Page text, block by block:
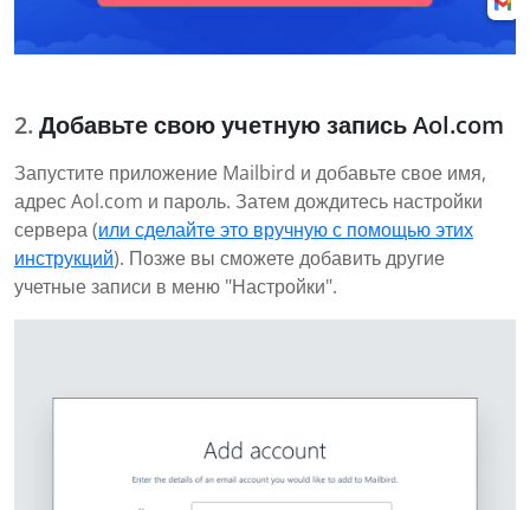
Добавьте свою учетную запись Aol.com
Запустите приложение Mailbird и добавьте свое имя,
адрес Aol.com и пароль. Затем дождитесь настройки
сервера (или сделайте это вручную с помощью этих
инструкций). Позже вы сможете добавить другие
учетные записи в меню "Настройки".